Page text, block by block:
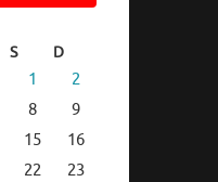
S D
1
2
8
9
15
16
22
23